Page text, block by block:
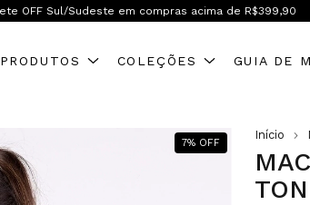
Frete OFF Brasil inteiro! A partir de R$599,90
PRODUTOS COLEÇÕES GUIA DE
7% OFF
Início